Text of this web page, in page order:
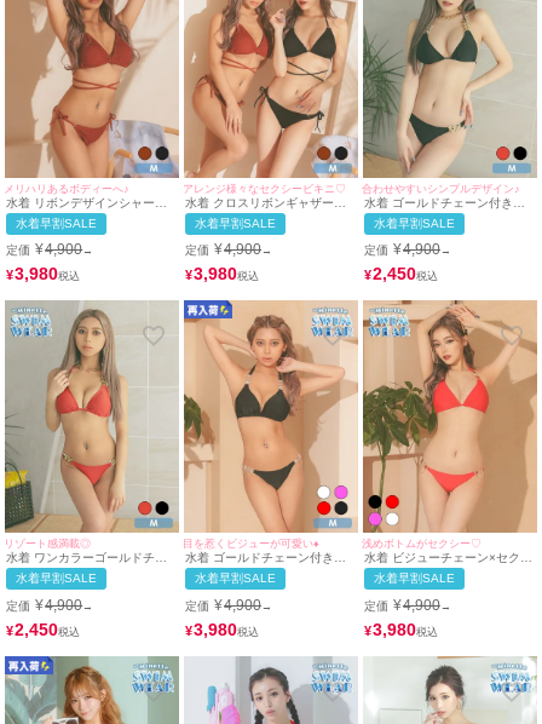
メリハリあるボディーへ♪
水着 リボンデザインシャーリ
ング加工ホルターネックビキニ
水着早割SALE
定価 ¥4,900→
¥3,980
アレンジ様々なセクシービキニ♡
水着 クロスリボンギャザーリ
ゾート三角ホルターネックビキ
ニ水着早割SALE
定価 ¥4,900→
¥3,980
合わせやすいシンプルデザイン♪
水着 ゴールドチェーン付きシ
ンプルセクシー三角ホルターネ
ックビキニ
水着早割SALE
定価 ¥4,900→
¥2,450
リゾート感満載◎
水着 ワンカラーゴールドチェ
ーンデザイン三角ホルターネッ
クビキニ
水着早割SALE
定価 ¥4,900→
¥2,450
目を惹くビジューが可愛い♦
水着 ゴールドチェーン付きビ
ジューセクシー三角ホルターネ
ックビキニ
水着早割SALE
定価 ¥4,900→
¥3,980
浅めボトムがセクシー♡
水着 ビジューチェーン×セクシ
ーホルターネックビキニ
水着早割SALE
定価 ¥4,900→
¥3,980